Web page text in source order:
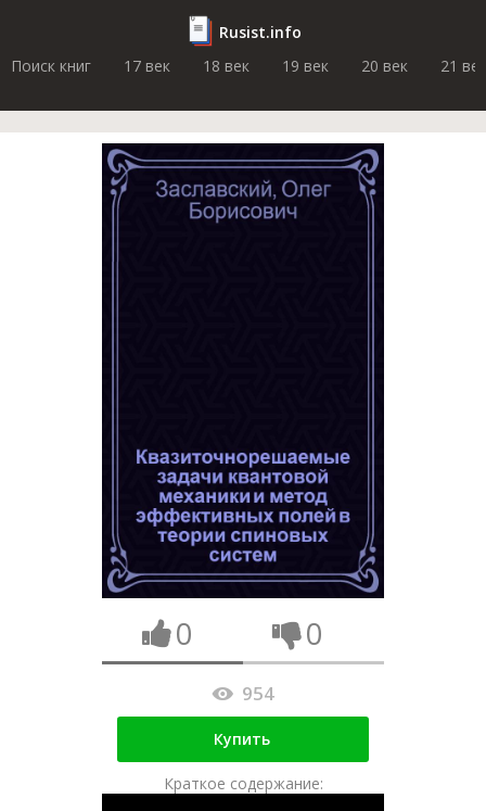
Rusist.info
Поиск книг
17 век 18 век 19 век 20 век 21 век
0 0
954
Купить
Краткое содержание: